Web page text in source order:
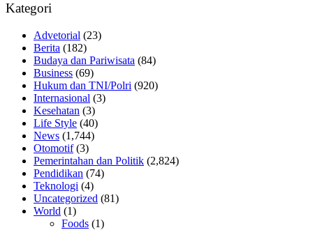
Kategori
Advetorial (23)
Berita (182)
Budaya dan Pariwisata (84)
Business (69)
Hukum dan TNI/Polri (920)
Internasional (3)
Kesehatan (3)
Life Style (40)
News (1,744)
Otomotif(3)
Pemerintahan dan Politik (2,824)
Pendidikan (74)
Teknologi (4)
Uncategorized (81)
World (1)
Foods (1)